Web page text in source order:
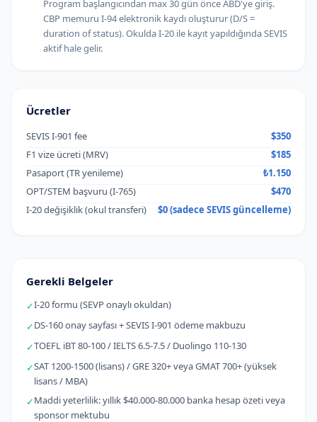
Program başlangıcından max 30 gün önce ABD'ye giriş.
CBP memuru I-94 elektronik kaydı oluşturur (D/S =
duration of status). Okulda I-20 ile kayıt yapıldığında SEVIS
aktif hale gelir.
Ücretler
SEVIS I-901 fee
$350
F1 vize ücreti (MRV)
$185
Pasaport (TR yenileme)
₺1.150
OPT/STEM başvuru (I-765)
$470
I-20 değişiklik (okul transferi)
$0 (sadece SEVIS güncelleme)
Gerekli Belgeler
✓I-20 formu (SEVP onaylı okuldan)
✓DS-160 onay sayfası + SEVIS I-901 ödeme makbuzu
✓TOEFL iBT 80-100 / IELTS 6.5-7.5 / Duolingo 110-130
✓SAT 1200-1500 (lisans) / GRE 320+ veya GMAT 700+ (yüksek
lisans / MBA)
✓Maddi yeterlilik: yıllık $40.000-80.000 banka hesap özeti veya
sponsor mektubu